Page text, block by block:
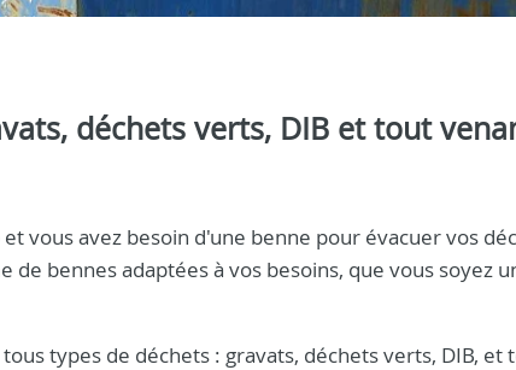
déchets verts, DIB et tout
vous avez besoin d'une benne pour évacuer vos
de bennes adaptées à vos besoins, que vous soyez
types de déchets : gravats, déchets verts, DIB, et